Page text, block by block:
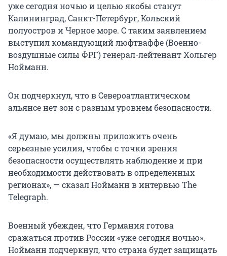
уже сегодня ночью и целью якобы станут
Калининград, Санкт-Петербург, Кольский
полуостров и Черное море. С таким заявлением
выступил командующий люфтваффе (Военно-
воздушные силы ФРГ) генерал-лейтенант Хольгер
Нойманн.
Он подчеркнул, что в Североатлантическом
альянсе нет зон с разным уровнем безопасности.
«Я думаю, мы должны приложить очень
серьезные усилия, чтобы с точки зрения
безопасности осуществлять наблюдение и при
необходимости действовать в определенных
регионах», — сказал Нойманн в интервью The
Telegraph.
Военный убежден, что Германия готова
сражаться против России «уже сегодня ночью».
Нойманн подчеркнул, что страна будет защищать